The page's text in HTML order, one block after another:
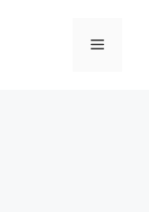
메